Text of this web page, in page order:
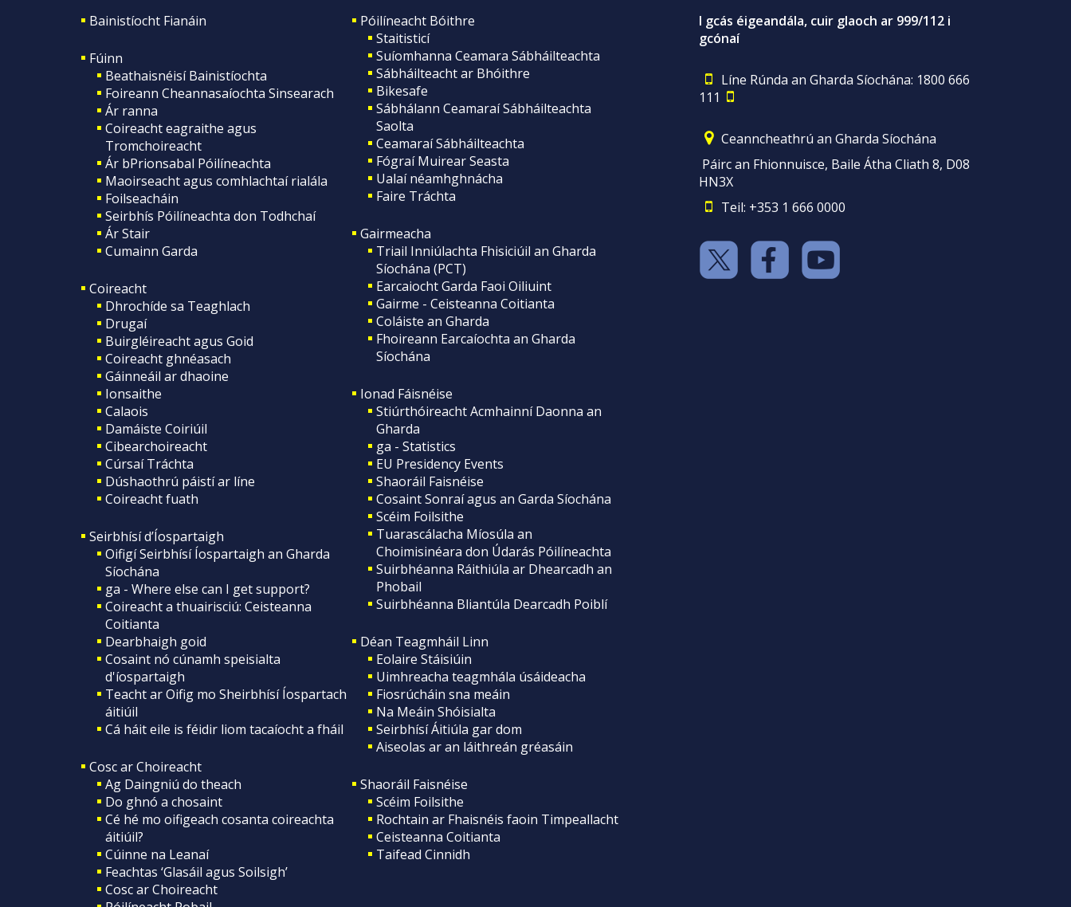
Bainistíocht Fianáin
Fúinn
Beathaisnéisí Bainistíochta
Foireann Cheannasaíochta Sinsearach
Ár ranna
Coireacht eagraithe agus
Tromchoireacht
Ár bPrionsabal Póilíneachta
Maoirseacht agus comhlachtaí rialála
Foilseacháin
Seirbhís Póilíneachta don Todhchaí
Ár Stair
Cumainn Garda
Coireacht
Dhrochíde sa Teaghlach
Drugaí
Buirgléireacht agus Goid
Coireacht ghnéasach
Gáinneáil ar dhaoine
Ionsaithe
Calaois
Damáiste Coiriúil
Cibearchoireacht
Cúrsaí Tráchta
Dúshaothrú páistí ar líne
Coireacht fuath
Seirbhísí d’Íospartaigh
Oifigí Seirbhísí Íospartaigh an Gharda
Síochána
ga - Where else can I get support?
Coireacht a thuairisciú: Ceisteanna
Coitianta
Dearbhaigh goid
Cosaint nó cúnamh speisialta
d'íospartaigh
Teacht ar Oifig mo Sheirbhísí Íospartach
áitiúil
Cá háit eile is féidir liom tacaíocht a fháil
Cosc ar Choireacht
Ag Daingniú do theach
Do ghnó a chosaint
Cé hé mo oifigeach cosanta coireachta
áitiúil?
Cúinne na Leanaí
Feachtas ‘Glasáil agus Soilsigh’
Cosc ar Choireacht
Póilíneacht Bóithre
Staitisticí
Suíomhanna Ceamara Sábháilteachta
Sábháilteacht ar Bhóithre
Bikesafe
Sábhálann Ceamaraí Sábháilteachta
Saolta
Ceamaraí Sábháilteachta
Fógraí Muirear Seasta
Ualaí néamhghnácha
Faire Tráchta
Gairmeacha
Triail Inniúlachta Fhisiciúil an Gharda
Síochána (PCT)
Earcaiocht Garda Faoi Oiliuint
Gairme - Ceisteanna Coitianta
Coláiste an Gharda
Fhoireann Earcaíochta an Gharda
Síochána
Ionad Fáisnéise
Stiúrthóireacht Acmhainní Daonna an
Gharda
ga - Statistics
EU Presidency Events
Shaoráil Faisnéise
Cosaint Sonraí agus an Garda Síochána
Scéim Foilsithe
Tuarascálacha Míosúla an
Choimisinéara don Údarás Póilíneachta
Suirbhéanna Ráithiúla ar Dhearcadh an
Phobail
Suirbhéanna Bliantúla Dearcadh Poiblí
Déan Teagmháil Linn
Eolaire Stáisiúin
Uimhreacha teagmhála úsáideacha
Fiosrúcháin sna meáin
Na Meáin Shóisialta
Seirbhísí Áitiúla gar dom
Aiseolas ar an láithreán gréasáin
Shaoráil Faisnéise
Scéim Foilsithe
Rochtain ar Fhaisnéis faoin Timpeallacht
Ceisteanna Coitianta
Taifead Cinnidh
I gcás éigeandála, cuir glaoch ar 999/112 i
gcónaí
Líne Rúnda an Gharda Síochána: 1800 666
111
Ceanncheathrú an Gharda Síochána
Páirc an Fhionnuisce, Baile Átha Cliath 8, D08
HN3X
Teil: +353 1 666 0000